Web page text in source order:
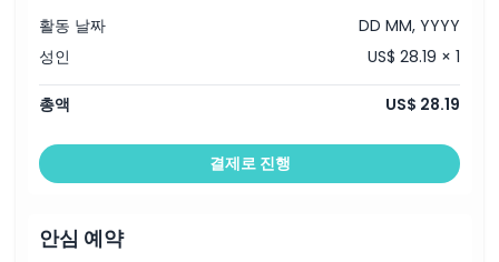
취소 정책
활동 날짜
DD MM, YYYY
성인
US$ 28.19 × 1
총액 US$ 28.19
결제로 진행
안심 예약